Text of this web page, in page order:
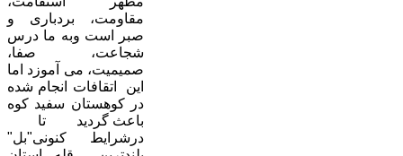
مقاومت، بردباری و
صبر است وبه ما درس
شجاعت، صفا،
صمیمیت، می‏ آموزد اما
این اتقافات انجام شده
در کوهستان سفید کوه
باعث گردید تا
درشرایط کنونی"بل"